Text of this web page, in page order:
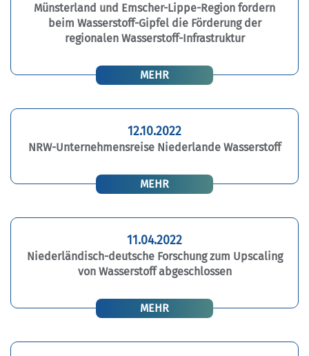
Münsterland und Emscher-Lippe-Region fordern
beim Wasserstoff-Gipfel die Förderung der
regionalen Wasserstoff-Infrastruktur
MEHR
12.10.2022
NRW-Unternehmensreise Niederlande Wasserstoff
MEHR
11.04.2022
Niederländisch-deutsche Forschung zum Upscaling
von Wasserstoff abgeschlossen
MEHR